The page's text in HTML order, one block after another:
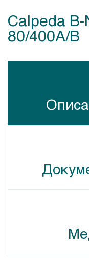
Calpeda B-
80/400A/B